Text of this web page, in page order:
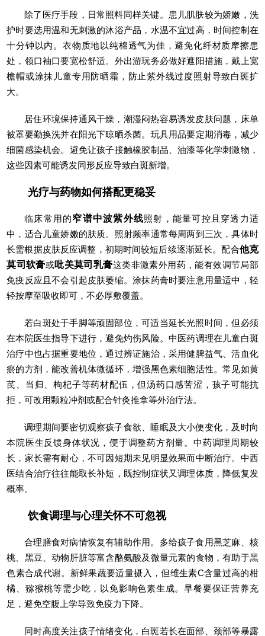
除了医疗手段，日常照料同样关键。患儿肌肤较为娇嫩，洗
护时要选用温和无刺激的沐浴产品，水温不宜过高，时间控制在
十分钟以内。衣物质地以纯棉透气为佳，避免化纤材质摩擦患
处，领口袖口要宽松舒适。外出游玩务必做好遮阳措施，戴上宽
檐帽或涂抹儿童专用防晒霜，防止紫外线过度照射导致白斑扩
大。
居住环境保持通风干燥，潮湿闷热容易诱发皮肤问题，床单
被罩要勤换洗并在阳光下晾晒杀菌。玩具用品要定期消毒，减少
细菌感染机会。避免让孩子接触橡胶制品、油漆等化学刺激物，
这些因素可能诱发同形反应导致白斑新增。
光疗与药物如何搭配更稳妥
临床常用的窄谱中波紫外线照射，能量可控且穿透力适
中，适合儿童娇嫩的肤质。照射频率通常每周两到三次，具体时
长需根据皮肤反应调整，初期时间较短后续逐渐延长。配合他克
莫司软膏或吡美莫司乳膏这类非激素外用药，能有效调节局部
免疫反应且不会引起皮肤萎缩。涂抹药膏时要注意用量适中，轻
轻按摩至吸收即可，不必厚敷覆盖。
若白斑处于手脚等顽固部位，可适当延长光照时间，但必须
在本院医生指导下进行，避免灼伤风险。中医药调理在儿童白斑
治疗中也占据重要地位，通过辨证施治，采用健脾益气、活血化
瘀的方剂，能改善机体微循环，增强黑色素细胞活性。常见如黄
芪、当归、枸杞子等药材配伍，但汤药口感苦涩，孩子可能抗
拒，可改用颗粒冲剂或配合针灸推拿等外治疗法。
调理期间要密切观察孩子食欲、睡眠及大小便变化，及时向
本院医生反馈身体状况，便于调整药方剂量。中药调理周期较
长，家长需有耐心，不可因短期未见明显效果而中断治疗。中西
医结合治疗往往能取长补短，既控制症状又调理体质，降低复发
概率。
饮食调理与心理关怀不可忽视
合理膳食对病情恢复有辅助作用。多给孩子食用黑芝麻、核
桃、黑豆、动物肝脏等富含酪氨酸及微量元素的食物，有助于黑
色素合成代谢。新鲜果蔬要适量摄入，但维生素C含量过高的柑
橘、猕猴桃等需少吃，以免影响色素生成。早餐要保证营养充
足，避免空腹上学导致免疫力下降。
同时高度关注孩子情绪变化，白斑若长在面部、颈部等暴露